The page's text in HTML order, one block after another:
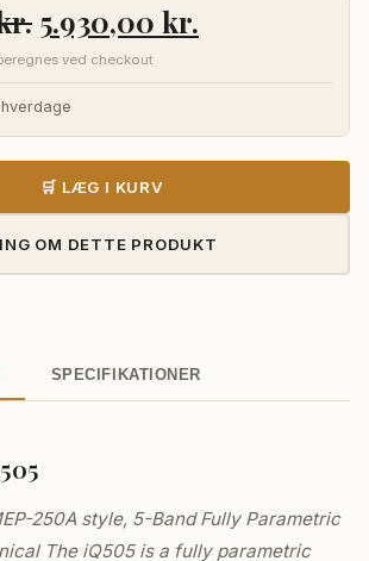
Den
oprindelige
pris
var:
6.340,00 kr..
5.930,00 kr.
aktuelle
pris
5.930,00 kr..
ved checkout
🛒 LÆG I KURV
OM DETTE PRODUKT
SPECIFIKATIONER
250A style, 5-Band Fully Parametric
The iQ505 is a fully parametric